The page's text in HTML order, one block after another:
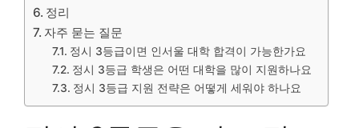
정리
자주 묻는 질문
정시 3등급이면 인서울 대학 합격이 가능한가요
정시 3등급 학생은 어떤 대학을 많이 지원하나요
정시 3등급 지원 전략은 어떻게 세워야 하나요